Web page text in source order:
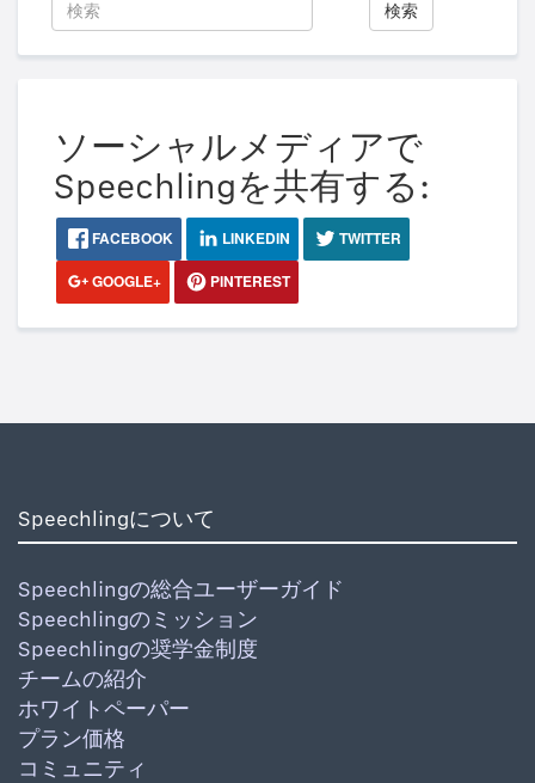
検索
ソーシャルメディアで
Speechlingを共有する:
FACEBOOK LINKEDIN
TWITTER
GOOGLE+
PINTEREST
Speechlingについて
Speechlingの総合ユーザーガイド
Speechlingのミッション
Speechlingの奨学金制度
チームの紹介
ホワイトペーパー
プラン価格
コミュニティ